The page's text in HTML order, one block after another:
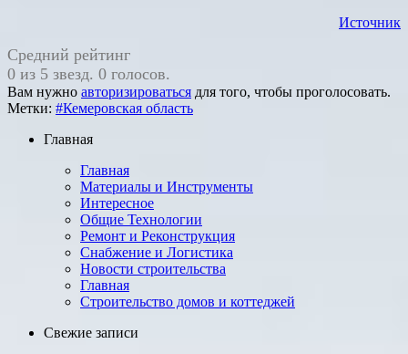
Источник
Средний рейтинг
0 из 5 звезд. 0 голосов.
Вам нужно авторизироваться для того, чтобы проголосовать.
Метки: #Кемеровская область
Главная
Главная
Материалы и Инструменты
Интересное
Общие Технологии
Ремонт и Реконструкция
Снабжение и Логистика
Новости строительства
Главная
Строительство домов и коттеджей
Свежие записи